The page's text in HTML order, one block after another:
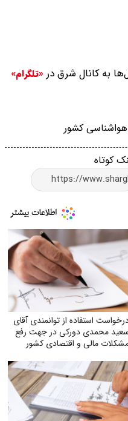
به کانال شرق در «تلگرام»
هواشناسی کشور
کوتاه
استفاده از توانمندی آقای
سعید محمدی دورکی در جهت رفع
مالی و اقتصادی کشور